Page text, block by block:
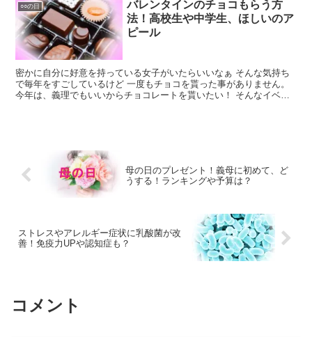
○○の日
バレンタインのチョコもらう方
法！高校生や中学生、ほしいのア
ピール
密かに自分に好意を持っている女子がいたらいいなぁ そんな気持ち
で毎年をすごしているけど 一度もチョコを貰った事がありません。
今年は、義理でもいいからチョコレートを貰いたい！ そんなイベン
母の日のプレゼント！義母に初めて、ど
うする！ランキングや予算は？
ストレスやアレルギー症状に乳酸菌が改
善！免疫力UPや認知症も？
コメント